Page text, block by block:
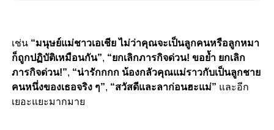
เช่น “มนุษย์แม่ชาวเอเชีย ไม่ว่าคุณจะเป็นลูกคนหรือลูกหมา
ก็ถูกปฏิบัติเหมือนกัน”, “ยกเลิกภารกิจด่วน! ขอย้ำ ยกเลิก
ภารกิจด่วน!”, “น่ารักกกก น้องกลัวคุณแม่ราวกับเป็นลูกชาย
คนหนึ่งของเธอจริง ๆ”, “สวัสดีและลาก่อนฮะแม่” และอีก
เยอะแยะมากมาย